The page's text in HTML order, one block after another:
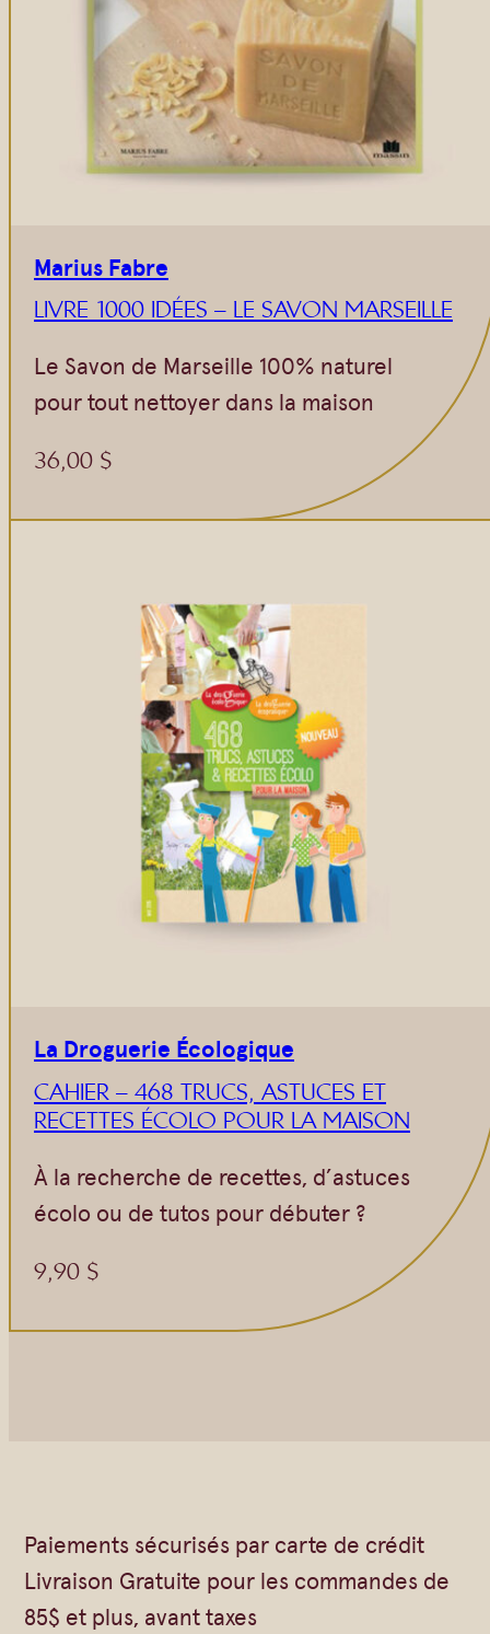
Marius Fabre
LIVRE 1000 IDÉES – LE SAVON MARSEILLE
Le Savon de Marseille 100% naturel
pour tout nettoyer dans la maison
36,00 $
La Droguerie Écologique
CAHIER – 468 TRUCS, ASTUCES ET
RECETTES ÉCOLO POUR LA MAISON
À la recherche de recettes, d’astuces
écolo ou de tutos pour débuter ?
9,90 $
Paiements sécurisés par carte de crédit
Livraison Gratuite pour les commandes de
85$ et plus, avant taxes